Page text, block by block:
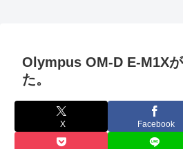
Olympus OM-D E-M1X
た。
X Facebook